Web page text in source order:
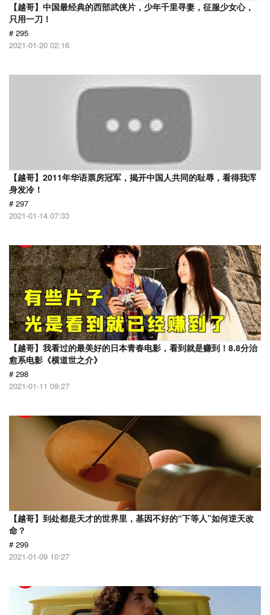
【越哥】中国最经典的西部武侠片，少年千里寻妻，征服少女心，
只用一刀！
# 295
2021-01-20 02:16
【越哥】2011年华语票房冠军，揭开中国人共同的耻辱，看得我浑
身发冷！
# 297
2021-01-14 07:33
【越哥】我看过的最美好的日本青春电影，看到就是赚到！8.8分治
愈系电影《横道世之介》
# 298
2021-01-11 09:27
【越哥】到处都是天才的世界里，基因不好的“下等人”如何逆天改
命？
# 299
2021-01-09 10:27